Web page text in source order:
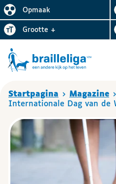
Opmaak
De lay-out vereenvoudigen
Letter
grootte vergroten
+
Je bent hier
Startpagina
Magazine
Internationale Dag van de